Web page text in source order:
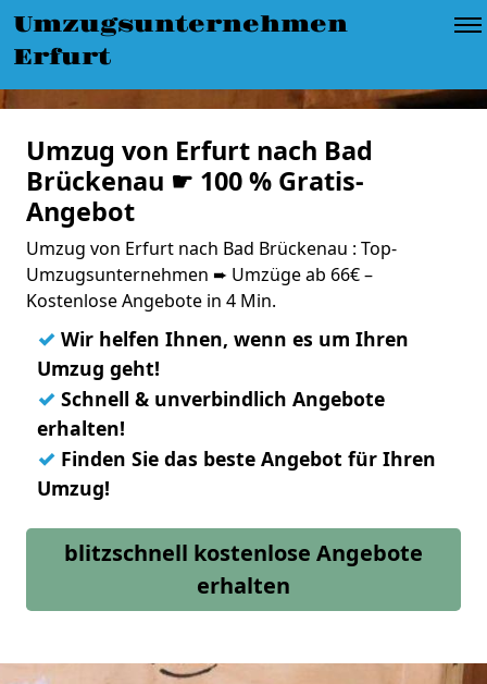
Umzugsunternehmen
Erfurt
Umzug von Erfurt nach Bad
Brückenau ☛ 100 % Gratis-
Angebot
Umzug von Erfurt nach Bad Brückenau : Top-
Umzugsunternehmen ➨ Umzüge ab 66€ –
Kostenlose Angebote in 4 Min.
✓ Wir helfen Ihnen, wenn es um Ihren
Umzug geht!
✓ Schnell & unverbindlich Angebote
erhalten!
✓ Finden Sie das beste Angebot für Ihren
Umzug!
blitzschnell kostenlose Angebote
erhalten